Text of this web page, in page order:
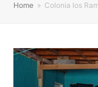
Home » Colonia los